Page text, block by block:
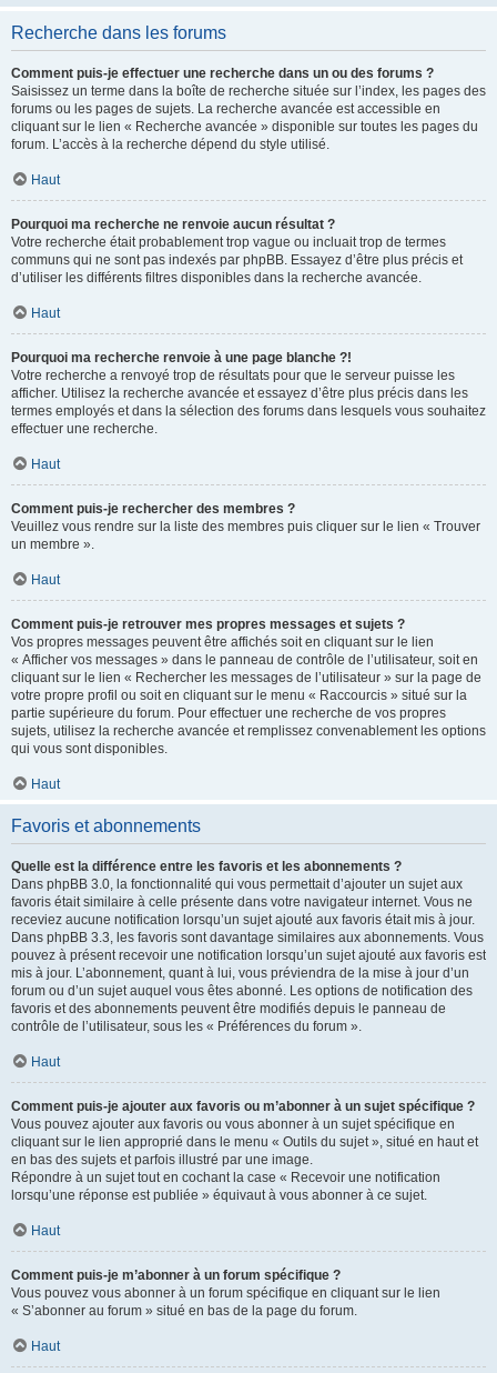
Recherche dans les forums
Comment puis-je effectuer une recherche dans un ou des forums ?
Saisissez un terme dans la boîte de recherche située sur l’index, les pages des
forums ou les pages de sujets. La recherche avancée est accessible en
cliquant sur le lien « Recherche avancée » disponible sur toutes les pages du
forum. L’accès à la recherche dépend du style utilisé.
Haut
Pourquoi ma recherche ne renvoie aucun résultat ?
Votre recherche était probablement trop vague ou incluait trop de termes
communs qui ne sont pas indexés par phpBB. Essayez d’être plus précis et
d’utiliser les différents filtres disponibles dans la recherche avancée.
Haut
Pourquoi ma recherche renvoie à une page blanche ?!
Votre recherche a renvoyé trop de résultats pour que le serveur puisse les
afficher. Utilisez la recherche avancée et essayez d’être plus précis dans les
termes employés et dans la sélection des forums dans lesquels vous souhaitez
effectuer une recherche.
Haut
Comment puis-je rechercher des membres ?
Veuillez vous rendre sur la liste des membres puis cliquer sur le lien « Trouver
un membre ».
Haut
Comment puis-je retrouver mes propres messages et sujets ?
Vos propres messages peuvent être affichés soit en cliquant sur le lien
« Afficher vos messages » dans le panneau de contrôle de l’utilisateur, soit en
cliquant sur le lien « Rechercher les messages de l’utilisateur » sur la page de
votre propre profil ou soit en cliquant sur le menu « Raccourcis » situé sur la
partie supérieure du forum. Pour effectuer une recherche de vos propres
sujets, utilisez la recherche avancée et remplissez convenablement les options
qui vous sont disponibles.
Haut
Favoris et abonnements
Quelle est la différence entre les favoris et les abonnements ?
Dans phpBB 3.0, la fonctionnalité qui vous permettait d’ajouter un sujet aux
favoris était similaire à celle présente dans votre navigateur internet. Vous ne
receviez aucune notification lorsqu’un sujet ajouté aux favoris était mis à jour.
Dans phpBB 3.3, les favoris sont davantage similaires aux abonnements. Vous
pouvez à présent recevoir une notification lorsqu’un sujet ajouté aux favoris est
mis à jour. L’abonnement, quant à lui, vous préviendra de la mise à jour d’un
forum ou d’un sujet auquel vous êtes abonné. Les options de notification des
favoris et des abonnements peuvent être modifiés depuis le panneau de
contrôle de l’utilisateur, sous les « Préférences du forum ».
Haut
Comment puis-je ajouter aux favoris ou m’abonner à un sujet spécifique ?
Vous pouvez ajouter aux favoris ou vous abonner à un sujet spécifique en
cliquant sur le lien approprié dans le menu « Outils du sujet », situé en haut et
en bas des sujets et parfois illustré par une image.
Répondre à un sujet tout en cochant la case « Recevoir une notification
lorsqu’une réponse est publiée » équivaut à vous abonner à ce sujet.
Haut
Comment puis-je m’abonner à un forum spécifique ?
Vous pouvez vous abonner à un forum spécifique en cliquant sur le lien
« S’abonner au forum » situé en bas de la page du forum.
Haut